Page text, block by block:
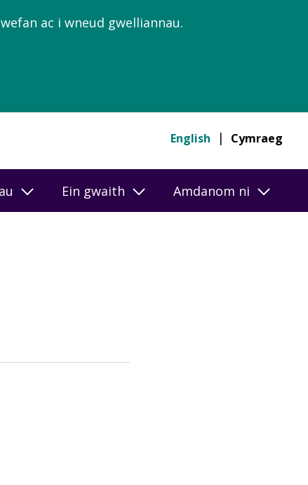
ac i wneud gwelliannau.
English Cymraeg
Ein gwaith Amdanom ni